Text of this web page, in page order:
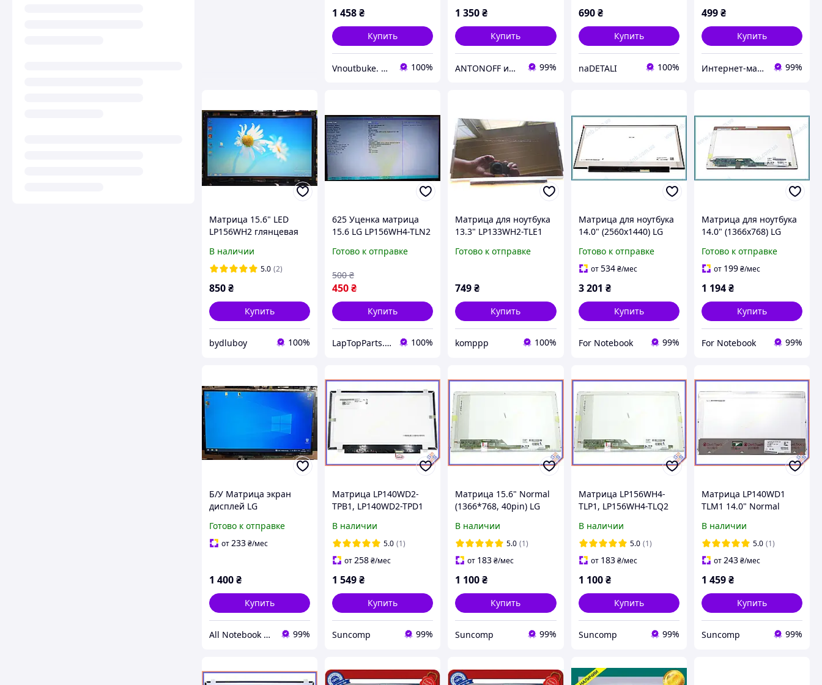
1 458₴
Купить
Vnoutbuke. Запчастини для ноутбуків опт - роздріб ! 100%
1 350₴
Купить
ANTONOFF интернет-магазин 99%
690 ₴
Купить
naDETALI 100%
499₴
Купить
Интернет-магазин n-book 99%
Матрица 15.6" LED
LP156WH2 глянцевая
В наличии
5.0 (2)
850₴
Купить
bydluboy 100%
625 Уценка матрица
15.6 LG LP156WH4-TLN2
глянсова -
Готово к отправке
450₴
500 ₴
Купить
LapTopParts. Запчасти к ноутбукам и ПК б/у 100%
Матрица для ноутбука
13.3" LP133WH2-TLE1
B133XW01
Готово к отправке
749₴
Купить
komppp 100%
Матрица для ноутбука
14.0" (2560x1440) LG
LED IPS 40pin eDP
правый Матовая (без
Готово к отправке
от534 ₴/мес
3 201 ₴
Купить
For Notebook 99%
Матрица для ноутбука
14.0" (1366x768) LG
левый Глянцевая
Готово к отправке
от 199₴/мес
1 194₴
Купить
For Notebook 99%
Б/У Матрица экран
дисплей LG
Full-HD IPS (1920x1080)
LED 30pin (eDP) Slim
Готово к отправке
от233₴/мес
1 400₴
Купить
All Notebook Parts 99%
Матрица LP140WD2-
TPB1, LP140WD2-TPD1
(1600*900, 30pin, ушки
верх-низ). Матовая
В наличии
5.0 (1)
от258₴/мес
1 549₴
Купить
Suncomp 99%
Матрица 15.6" Normal
(1366*768, 40pin) LG
LP156WH4-TLQ2,
Глянцевая
В наличии
5.0 (1)
от 183₴/мес
1 100₴
Купить
Suncomp 99%
Матрица LP156WH4-
TLP1, LP156WH4-TLQ2
40pin), Глянцевая
В наличии
5.0 (1)
от 183 ₴/мес
1 100 ₴
Купить
Suncomp 99%
Матрица LP140WD1
TLM1 14.0" Normal
Глянцевая
В наличии
5.0 (1)
от243₴/мес
1 459₴
Купить
Suncomp 99%